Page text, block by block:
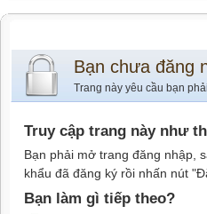
Bạn chưa đăng
Trang này yêu cầu bạn
Truy cập trang này như
Bạn phải mở trang đăng nhập,
khẩu đã đăng ký rồi nhấn nút
Bạn làm gì tiếp theo?